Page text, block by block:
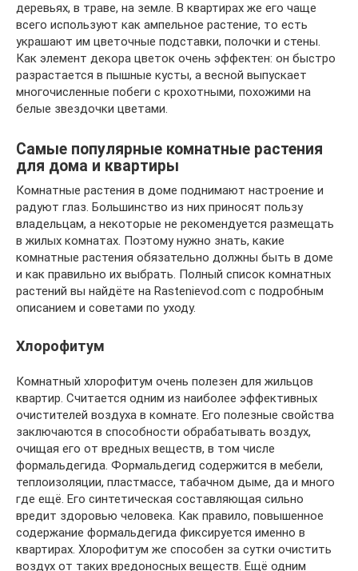
деревьях, в траве, на земле. В квартирах же его чаще
всего используют как ампельное растение, то есть
украшают им цветочные подставки, полочки и стены.
Как элемент декора цветок очень эффектен: он быстро
разрастается в пышные кусты, а весной выпускает
многочисленные побеги с крохотными, похожими на
белые звездочки цветами.
Самые популярные комнатные растения
для дома и квартиры
Комнатные растения в доме поднимают настроение и
радуют глаз. Большинство из них приносят пользу
владельцам, а некоторые не рекомендуется размещать
в жилых комнатах. Поэтому нужно знать, какие
комнатные растения обязательно должны быть в доме
и как правильно их выбрать. Полный список комнатных
растений вы найдёте на Rastenievod.com с подробным
описанием и советами по уходу.
Хлорофитум
Комнатный хлорофитум очень полезен для жильцов
квартир. Считается одним из наиболее эффективных
очистителей воздуха в комнате. Его полезные свойства
заключаются в способности обрабатывать воздух,
очищая его от вредных веществ, в том числе
формальдегида. Формальдегид содержится в мебели,
теплоизоляции, пластмассе, табачном дыме, да и много
где ещё. Его синтетическая составляющая сильно
вредит здоровью человека. Как правило, повышенное
содержание формальдегида фиксируется именно в
квартирах. Хлорофитум же способен за сутки очистить
воздух от таких вредоносных веществ. Ещё одним